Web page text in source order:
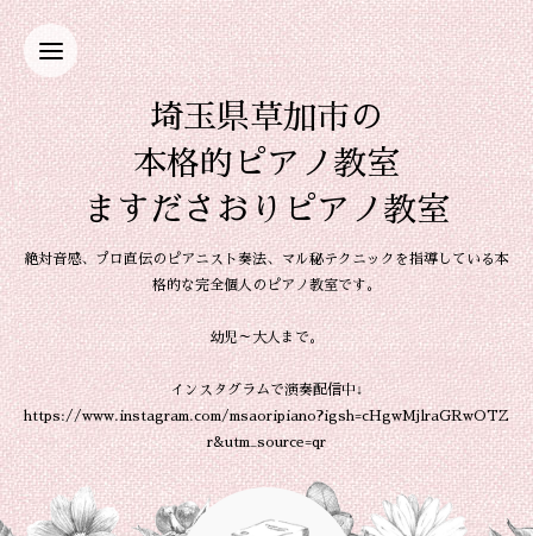
埼玉県草加市の
本格的ピアノ教室
ますださおりピアノ教室
絶対音感、プロ直伝のピアニスト奏法、マル秘テクニックを指導している本
格的な完全個人のピアノ教室です。
幼児～大人まで。
インスタグラムで演奏配信中↓
https://www.instagram.com/msaoripiano?igsh=cHgwMjlraGRwOTZ
r&utm_source=qr